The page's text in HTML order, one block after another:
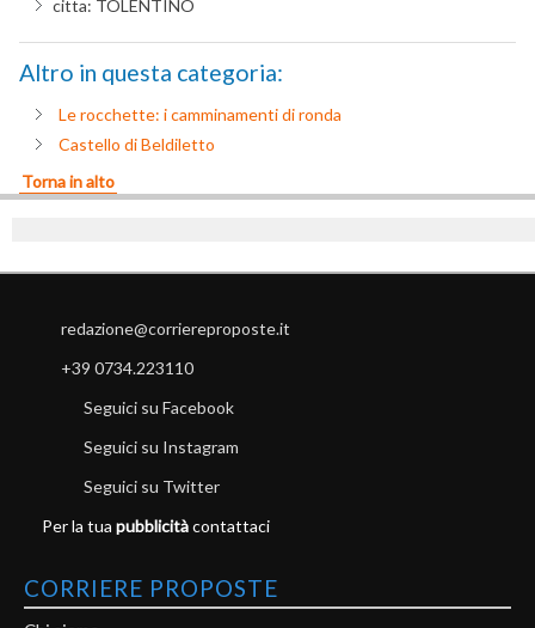
citta: TOLENTINO
Altro in questa categoria:
Le rocchette: i camminamenti di ronda
Castello di Beldiletto
Torna in alto
redazione@corriereproposte.it
+39 0734.223110
Seguici su Facebook
Seguici su Instagram
Seguici su Twitter
Per la tua pubblicitàcontattaci
CORRIERE PROPOSTE